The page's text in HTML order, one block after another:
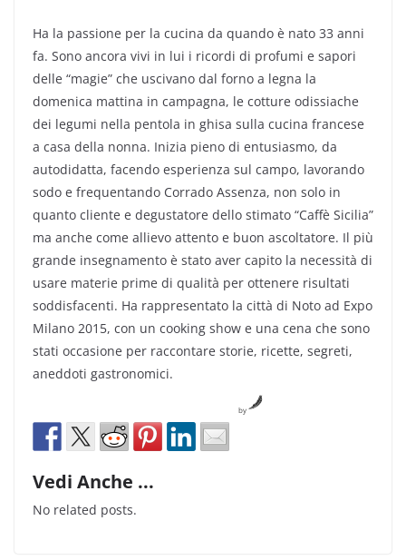
Ha la passione per la cucina da quando è nato 33 anni
fa. Sono ancora vivi in lui i ricordi di profumi e sapori
delle “magie” che uscivano dal forno a legna la
domenica mattina in campagna, le cotture odissiache
dei legumi nella pentola in ghisa sulla cucina francese
a casa della nonna. Inizia pieno di entusiasmo, da
autodidatta, facendo esperienza sul campo, lavorando
sodo e frequentando Corrado Assenza, non solo in
quanto cliente e degustatore dello stimato “Caffè Sicilia”
ma anche come allievo attento e buon ascoltatore. Il più
grande insegnamento è stato aver capito la necessità di
usare materie prime di qualità per ottenere risultati
soddisfacenti. Ha rappresentato la città di Noto ad Expo
Milano 2015, con un cooking show e una cena che sono
stati occasione per raccontare storie, ricette, segreti,
aneddoti gastronomici.
by
Vedi Anche ...
No related posts.